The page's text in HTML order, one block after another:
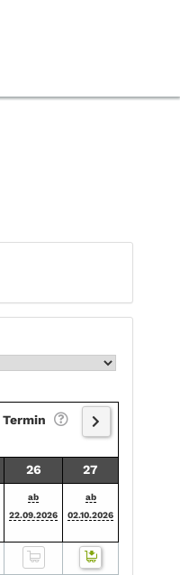
Termin
26 27
ab
22.09.2026
ab
02.10.2026